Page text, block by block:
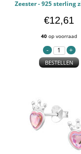
€12,61
40 op voorraad
BESTELLEN